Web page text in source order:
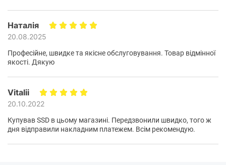
Наталія
20.08.2025
Професійне, швидке та якісне обслуговування. Товар відмінної
якості. Дякую
Vitalii
20.10.2022
Купував SSD в цьому магазині. Передзвонили швидко, того ж
дня відправили накладним платежем. Всім рекомендую.